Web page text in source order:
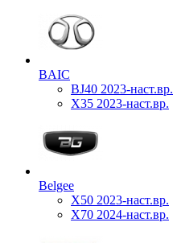
BAIC
BJ40 2023-наст.вр.
X35 2023-наст.вр.
Belgee
X50 2023-наст.вр.
X70 2024-наст.вр.